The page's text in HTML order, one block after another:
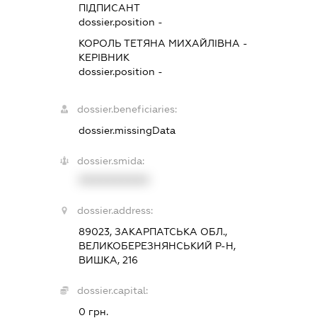
ПІДПИСАНТ
dossier.position -
КОРОЛЬ ТЕТЯНА МИХАЙЛІВНА -
КЕРІВНИК
dossier.position -
dossier.beneficiaries:
dossier.missingData
dossier.smida:
dossier.address:
89023, ЗАКАРПАТСЬКА ОБЛ.,
ВЕЛИКОБЕРЕЗНЯНСЬКИЙ Р-Н,
ВИШКА, 216
dossier.capital:
0 грн.